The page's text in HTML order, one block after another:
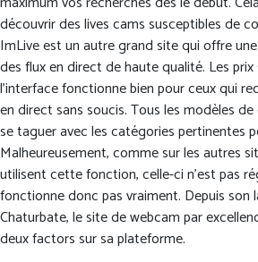
découvrir des lives cams susceptibles de
ImLive est un autre grand site qui offre
des flux en direct de haute qualité. Les
l’interface fonctionne bien pour ceux qui
en direct sans soucis. Tous les modèles
se taguer avec les catégories pertinentes
Malheureusement, comme sur les autres
utilisent cette fonction, celle-ci n’est pas
fonctionne donc pas vraiment. Depuis son
Chaturbate, le site de webcam par
deux factors sur sa plateforme.